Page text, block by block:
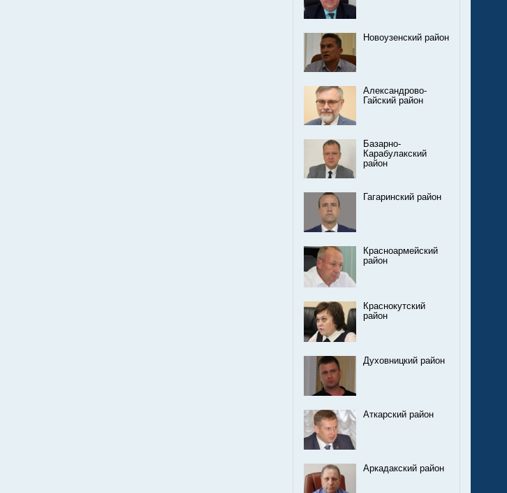
Новоузенский район
Александрово-
Гайский район
Базарно-
Карабулакский
район
Гагаринский район
Красноармейский
район
Краснокутский
район
Духовницкий район
Аткарский район
Аркадакский район